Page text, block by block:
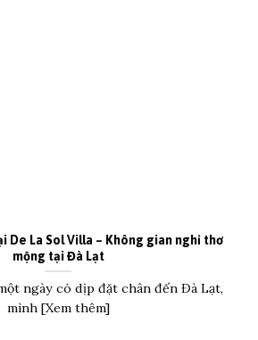
De La Sol Villa – Không gian nghỉ thơ
mộng tại Đà Lạt
ngày có dịp đặt chân đến Đà Lạt,
mình [Xem thêm]